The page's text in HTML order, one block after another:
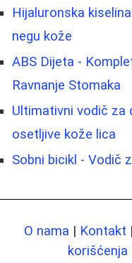
Hijaluronska
negu kože
ABS Dijeta -
Ravnanje Stomaka
Ultimativni vodič za
osetljive kože lica
Sobni bicikl - Vodič
O nama | Kontakt |
korišćenja